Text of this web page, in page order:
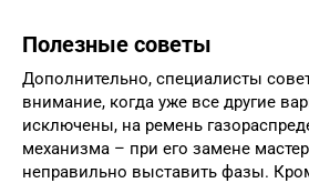
Полезные советы
Дополнительно, специалисты
внимание, когда уже все другие
исключены, на ремень
механизма – при его замене
неправильно выставить фазы.